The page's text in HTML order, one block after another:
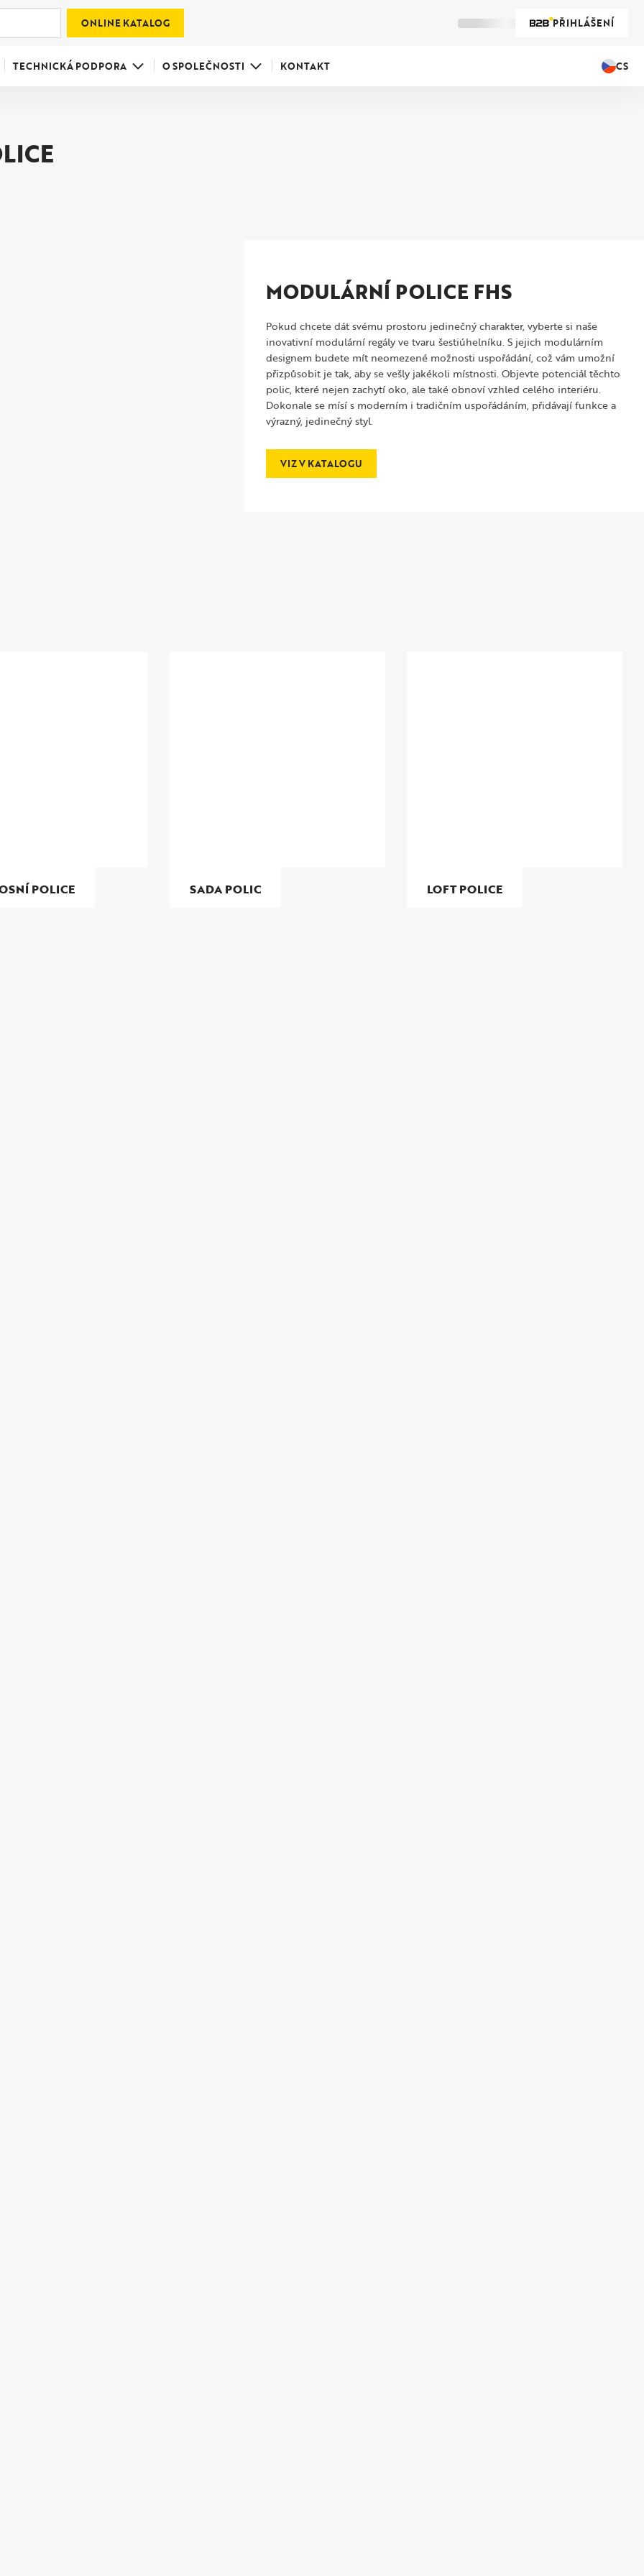
ONLINE KATALOG PŘIHLÁŠENÍ
TECHNICKÁ PODPORA O SPOLEČNOSTI KONTAKT CS
MODULÁRNÍ POLICE FHS
Pokud chcete dát svému prostoru jedinečný charakter, vyberte si naše
inovativní modulární regály ve tvaru šestiúhelníku. S jejich modulárním
designem budete mít neomezené možnosti uspořádání, což vám umožní
přizpůsobit je tak, aby se vešly jakékoli místnosti. Objevte potenciál těchto
polic, které nejen zachytí oko, ale také obnoví vzhled celého interiéru.
Dokonale se mísí s moderním i tradičním uspořádáním, přidávají funkce a
výrazný, jedinečný styl.
VIZ V KATALOGU
POLICE SADA POLIC LOFT POLICE